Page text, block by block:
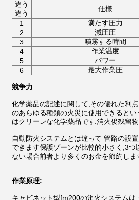
違う
違う
仕様
1
満たす圧力
2
減圧圧
3
噴霧する時間
4
作業温度
5
パワー
6
最大作業圧
競争力
化学薬品の記述に関して,その優れた利
のあらゆる種類の火災に使用できると
はクリーンな化学薬品です.消火後残留
自動防火システムとは違って 管路の設
できます保護ゾーンが比較的小さく,3つ
ない場合前者より多くのお金を節約しま
作業原理:
キャビネット型fm200の消火システムは